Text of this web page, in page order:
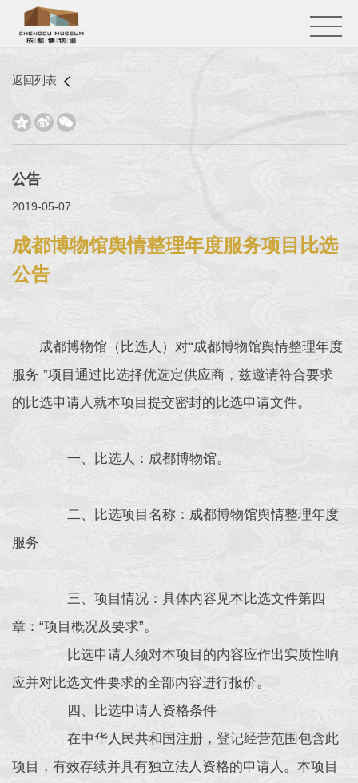
返回列表
  
公告
2019-05-07
成都博物馆舆情整理年度服务项目比选
公告
成都博物馆（比选人）对“成都博物馆舆情整理年度
服务 ”项目通过比选择优选定供应商，兹邀请符合要求
的比选申请人就本项目提交密封的比选申请文件。
一、比选人：成都博物馆。
二、比选项目名称：成都博物馆舆情整理年度
服务
三、项目情况：具体内容见本比选文件第四
章：“项目概况及要求”。
比选申请人须对本项目的内容应作出实质性响
应并对比选文件要求的全部内容进行报价。
四、比选申请人资格条件
在中华人民共和国注册，登记经营范围包含此
项目，有效存续并具有独立法人资格的申请人。本项目